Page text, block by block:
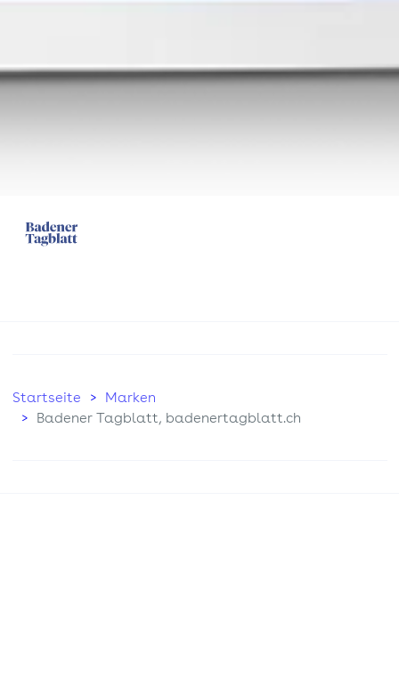
Startseite
Marken
Badener Tagblatt, badenertagblatt.ch